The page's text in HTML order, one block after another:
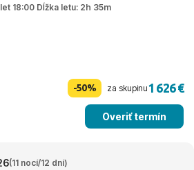
18:00 Dĺžka letu: 2h 35m
-50% za skupinu1 626 €
Overiť termín
(11 nocí/12 dní)